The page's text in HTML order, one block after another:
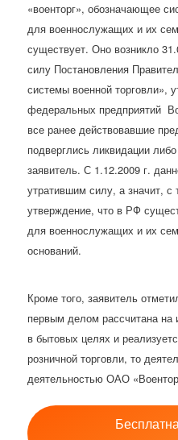
«военторг», обозначающее
для военнослужащих и их
существует. Оно возникло
силу Постановления
системы военной торговли»,
федеральных предприятий
все ранее действовавшие
подверглись ликвидации
заявитель. С 1.12.2009 г.
утратившим силу, а значит, с
утверждение, что в РФ
для военнослужащих и их
оснований.
Кроме того, заявитель
первым делом рассчитана на
в бытовых целях и
розничной торговли, то
деятельностью ОАО